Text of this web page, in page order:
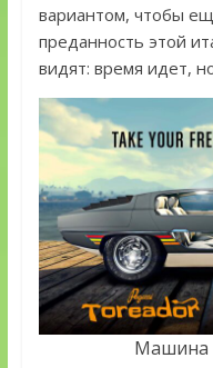
вариантом, чтобы
преданность этой
видят: время идет,
Машина